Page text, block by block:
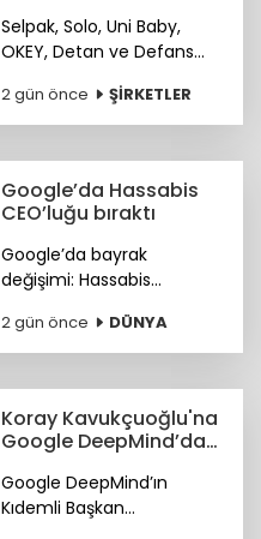
Selpak, Solo, Uni Baby,
OKEY, Detan ve Defans
bulunduran Sanipak
resmen Arch Peninsula
2 gün önce ŞİRKETLER
Google’da Hassabis
CEO’luğu bıraktı
Google’da bayrak
değişimi: Hassabis
2 gün önce DÜNYA
Koray Kavukçuoğlu'na
Google DeepMind’da
Google DeepMind’ın
Kıdemli Başkan